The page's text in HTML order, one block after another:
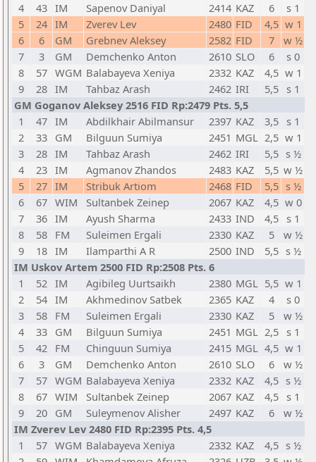
4
43 IM Sapenov Daniyal 2414 KAZ 6
s 1
5
24 IM Zverev Lev 2480 FID 4,5 w 1
6
6 GM Grebnev Aleksey 2582 FID 7
w ½
7
3 GM Demchenko Anton 2610 SLO 6
s 0
8
57 WGM Balabayeva Xeniya 2332 KAZ 4,5 w 1
9
28 IM Tahbaz Arash 2462 IRI 5,5
s 1
GM Goganov Aleksey 2516 FID Rp:2479 Pts. 5,5
1
47 IM Abdilkhair Abilmansur 2397 KAZ 3,5
s 1
2
33 GM Bilguun Sumiya 2451 MGL 2,5 w 1
3
28 IM Tahbaz Arash 2462 IRI 5,5 s ½
4
23 IM Agmanov Zhandos 2483 KAZ 5,5 w ½
5
27 IM Stribuk Artiom 2468 FID 5,5 s ½
6
67 WIM Sultanbek Zeinep 2067 KAZ 4,5 w 0
7
36 IM Ayush Sharma 2433 IND 4,5 s 1
8
58 FM Suleimen Ergali 2330 KAZ 5
w ½
9
18 IM Ilamparthi A R 2500 IND 5,5 s ½
IM Uskov Artem 2500 FID Rp:2508 Pts. 6
1
52 IM Agibileg Uurtsaikh 2380 MGL 5,5 w 1
2
54 IM Akhmedinov Satbek 2365 KAZ 4
s 0
3
58 FM Suleimen Ergali 2330 KAZ 5
w ½
4
33 GM Bilguun Sumiya 2451 MGL 2,5 s 1
5
42 FM Chinguun Sumiya 2415 MGL 4,5 w 1
6
3 GM Demchenko Anton 2610 SLO 6
w ½
7
57 WGM Balabayeva Xeniya 2332 KAZ 4,5 s ½
8
67 WIM Sultanbek Zeinep 2067 KAZ 4,5 s 1
9
20 GM Suleymenov Alisher 2497 KAZ 6
w ½
IM Zverev Lev 2480 FID Rp:2395 Pts. 4,5
1
57 WGM Balabayeva Xeniya 2332 KAZ 4,5 s ½